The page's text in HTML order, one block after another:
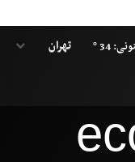
34 °